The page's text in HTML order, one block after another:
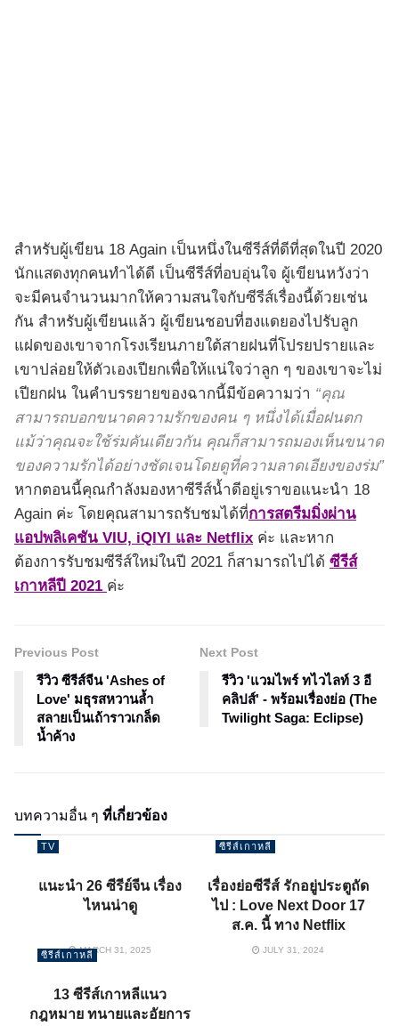
สำหรับผู้เขียน 18 Again เป็นหนึ่งในซีรีส์ที่ดีที่สุดในปี 2020
นักแสดงทุกคนทำได้ดี เป็นซีรีส์ที่อบอุ่นใจ ผู้เขียนหวังว่า
จะมีคนจำนวนมากให้ความสนใจกับซีรีส์เรื่องนี้ด้วยเช่น
กัน สำหรับผู้เขียนแล้ว ผู้เขียนชอบที่ฮงแดยองไปรับลูก
แฝดของเขาจากโรงเรียนภายใต้สายฝนที่โปรยปรายและ
เขาปล่อยให้ตัวเองเปียกเพื่อให้แน่ใจว่าลูก ๆ ของเขาจะไม่
เปียกฝน ในคำบรรยายของฉากนี้มีข้อความว่า “คุณ
สามารถบอกขนาดความรักของคน ๆ หนึ่งได้เมื่อฝนตก
แม้ว่าคุณจะใช้ร่มคันเดียวกัน คุณก็สามารถมองเห็นขนาด
ของความรักได้อย่างชัดเจนโดยดูที่ความลาดเอียงของร่ม”
หากตอนนี้คุณกำลังมองหาซีรีส์น้ำดีอยู่เราขอแนะนำ 18
Again ค่ะ โดยคุณสามารถรับชมได้ที่การสตรีมมิ่งผ่าน
แอปพลิเคชัน VIU, iQIYI และ Netflix ค่ะ และหาก
ต้องการรับชมซีรีส์ใหม่ในปี 2021 ก็สามารถไปได้ ซีรีส์
เกาหลีปี 2021 ค่ะ
Previous Post
รีวิว ซีรีส์จีน 'Ashes of
Love' มธุรสหวานล้ำ
สลายเป็นเถ้าราวเกล็ด
น้ำค้าง
Next Post
รีวิว 'แวมไพร์ ทไวไลท์ 3 อี
คลิปส์' - พร้อมเรื่องย่อ (The
Twilight Saga: Eclipse)
บทความอื่น ๆ ที่เกี่ยวข้อง
TV
แนะนำ 26 ซีรีย์จีน เรื่อง
ไหนน่าดู
MARCH 31, 2025
ซีรีส์เกาหลี
เรื่องย่อซีรีส์ รักอยู่ประตูถัด
ไป : Love Next Door 17
ส.ค. นี้ ทาง Netflix
JULY 31, 2024
ซีรีส์เกาหลี
13 ซีรีส์เกาหลีแนว
กฎหมาย ทนายและอัยการ